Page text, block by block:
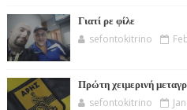
Γιατί ρε φίλε
sefontokitrino
Πρώτη χειμερινή
sefontokitrino